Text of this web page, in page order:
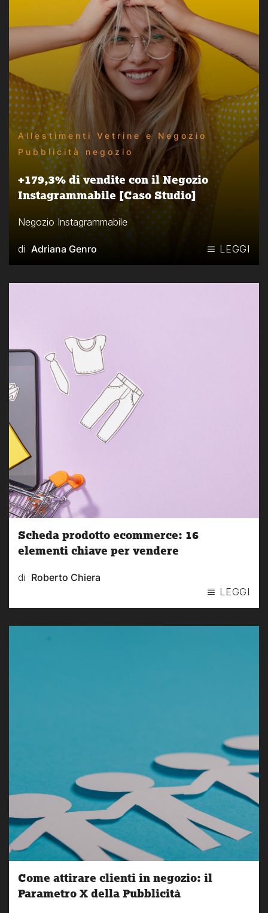
Allestimenti Vetrine e Negozio
Pubblicità negozio
+179,3% di vendite con il Negozio
Instagrammabile [Caso Studio]
Negozio Instagrammabile
di Adriana Genro LEGGI
Scheda prodotto ecommerce: 16
elementi chiave per vendere
di Roberto Chiera
LEGGI
Come attirare clienti in negozio: il
Parametro X della Pubblicità